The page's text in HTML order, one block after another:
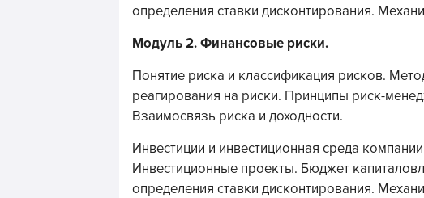
определения ставки дисконтирования.
Модуль 2. Финансовые риски.
Понятие риска и классификация рисков.
реагирования на риски. Принципы риск-
Взаимосвязь риска и доходности.
Инвестиции и инвестиционная среда
Инвестиционные проекты. Бюджет
определения ставки дисконтирования.